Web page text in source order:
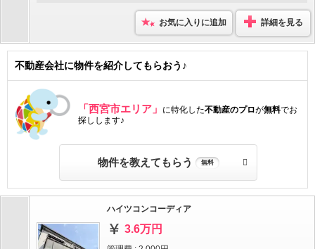
お気に入りに追加 詳細を見る
不動産会社に物件を紹介してもらおう♪
「西宮市エリア」 に特化した不動産のプロが無料でお
探しします♪
物件を教えてもらう 無料
ハイツコンコーディア
3.6万円